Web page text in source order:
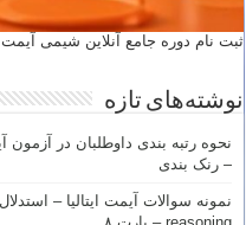
ثبت نام دوره جامع آنلاین شیمی آیمت 2027 ایتالیا - استاد مهدی نباتی
نوشته‌های تازه
– رنک بندی